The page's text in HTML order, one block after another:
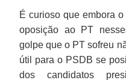
É curioso que embora
oposição ao PT
golpe que o PT sofreu
útil para o PSDB se
dos candidatos